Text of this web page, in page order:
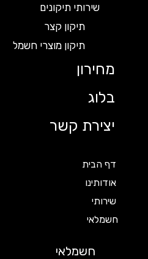
שירותי תיקונים
תיקון קצר
תיקון מוצרי חשמל
מחירון
בלוג
יצירת קשר
דף הבית
אודותינו
שירותי
חשמלאי
חשמלאי